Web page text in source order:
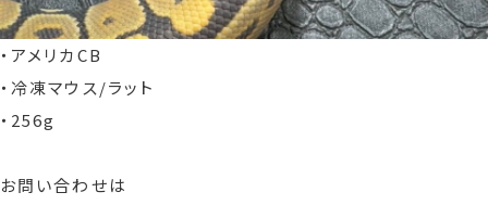
・アメリカCB
・冷凍マウス/ラット
・256g
お問い合わせは